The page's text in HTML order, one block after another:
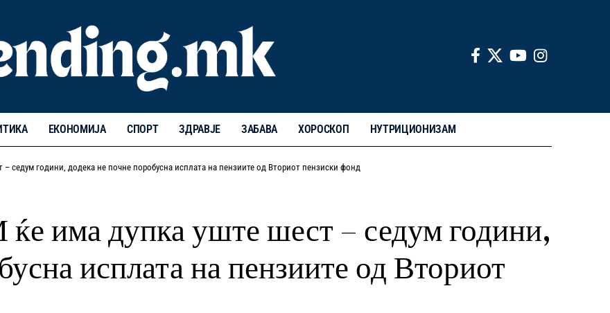
ЕКОНОМИЈА СПОРТ ЗДРАВЈЕ ЗАБАВА ХОРОСКОП НУТРИЦИОНИЗАМ
седум години, додека не почне поробусна исплата на пензиите од Вториот пензиски фонд
има дупка уште шест – седум години,
исплата на пензиите од Вториот